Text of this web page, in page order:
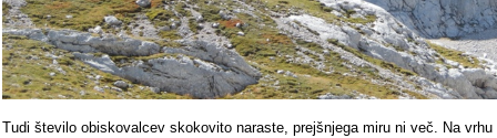
Tudi število obiskovalcev skokovito naraste, prejšnjega miru ni več. Na vrhu